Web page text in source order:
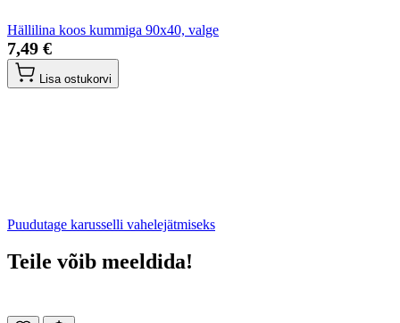
Hällilina koos kummiga 90x40, valge
7,49 €
Lisa ostukorvi
Puudutage karusselli vahelejätmiseks
Teile võib meeldida!